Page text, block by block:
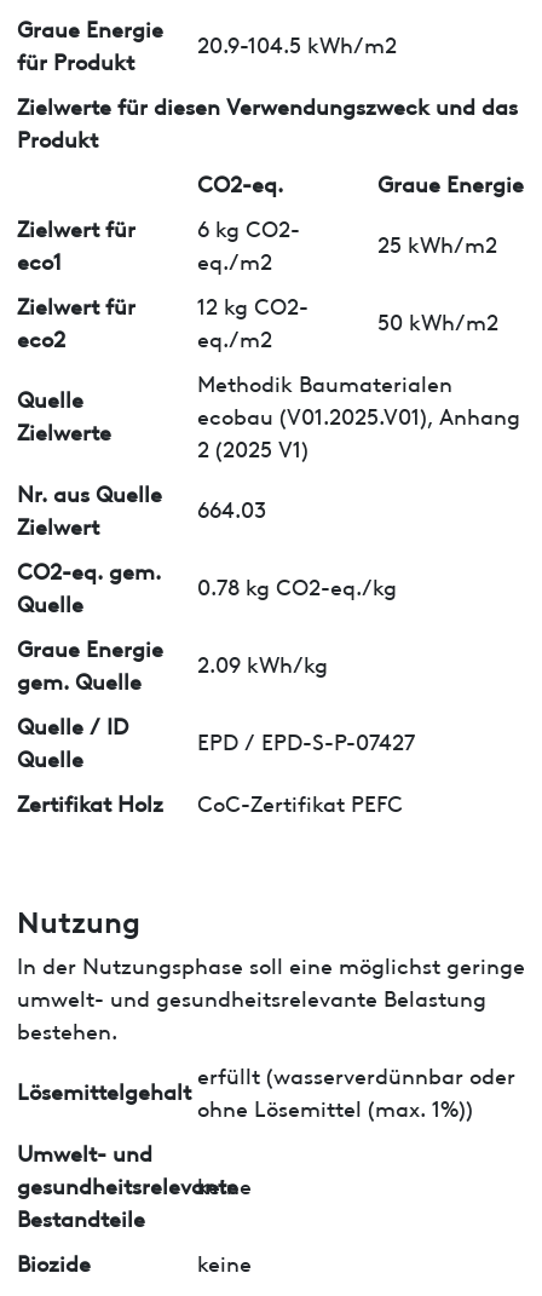
Graue Energie
für Produkt
20.9-104.5 kWh/m2
Zielwerte für diesen Verwendungszweck und das
Produkt
CO2-eq.
Graue Energie
Zielwert für
eco1
6 kg CO2-
eq./m2
25 kWh/m2
Zielwert für
eco2
12 kg CO2-
eq./m2
50 kWh/m2
Quelle
Zielwerte
Methodik Baumaterialen
ecobau (V01.2025.V01), Anhang
2 (2025 V1)
Nr. aus Quelle
Zielwert
664.03
CO2-eq. gem.
Quelle
0.78 kg CO2-eq./kg
Graue Energie
gem. Quelle
2.09 kWh/kg
Quelle / ID
Quelle
EPD / EPD-S-P-07427
Zertifikat Holz CoC-Zertifikat PEFC
Nutzung
In der Nutzungsphase soll eine möglichst geringe
umwelt- und gesundheitsrelevante Belastung
bestehen.
Lösemittelgehalt
erfüllt (wasserverdünnbar oder
ohne Lösemittel (max. 1%))
Umwelt- und
gesundheitsrelevante
Bestandteile
keine
Biozide
keine